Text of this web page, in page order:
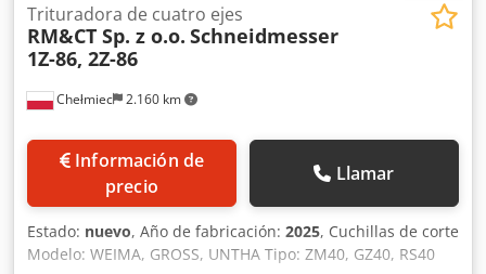
Chełmiec 2.160 km
Trituradora de cuatro ejes
RM&CT Sp. z o.o. Schneidmesser
1Z-86, 2Z-86
Información de
precio
Llamar
Estado: nuevo, Año de fabricación: 2025, Cuchillas de corte
Modelo: WEIMA, GROSS, UNTHA Tipo: ZM40, GZ40, RS40